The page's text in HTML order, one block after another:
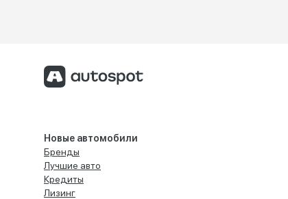
Новые автомобили
Бренды
Лучшие авто
Кредиты
Лизинг